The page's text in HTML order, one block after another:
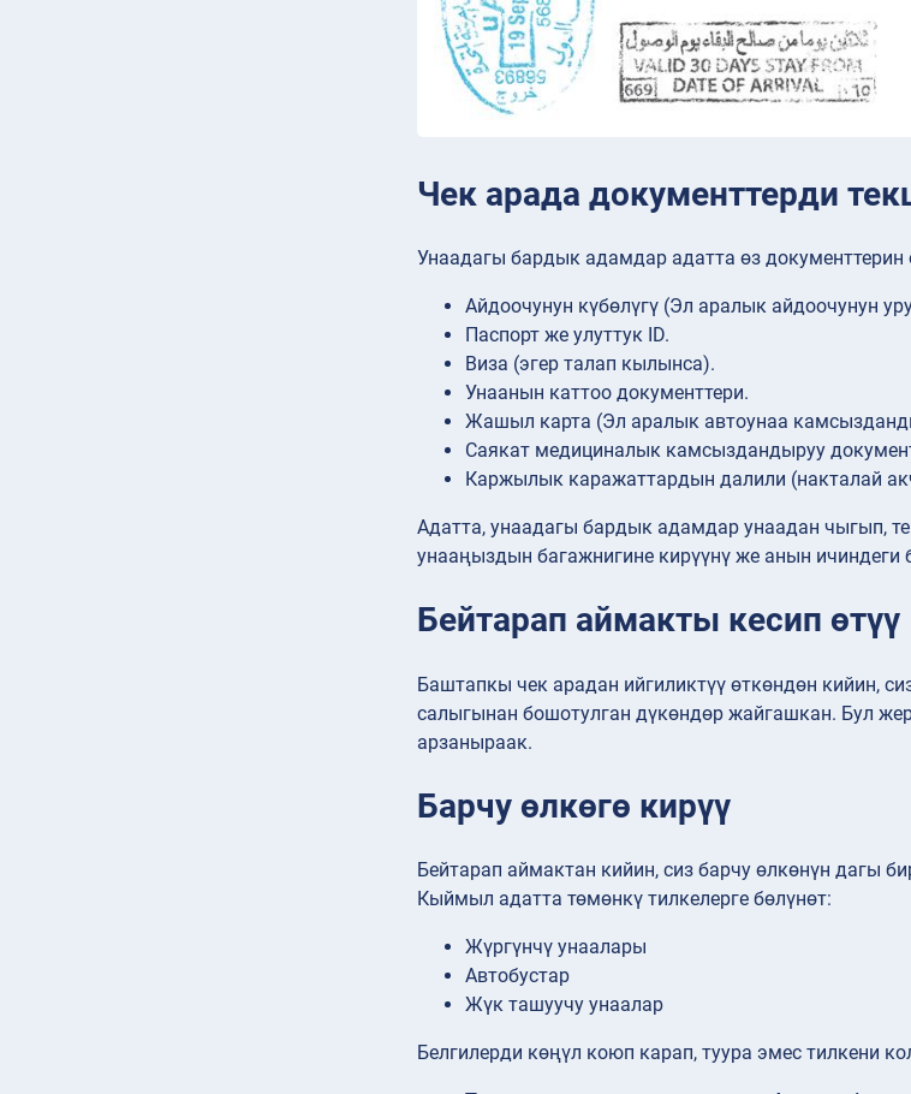
Чек арада документтерди
Унаадагы бардык адамдар адатта өз документтерин
Айдоочунун күбөлүгү (Эл аралык айдоочунун
Паспорт же улуттук ID.
Виза (эгер талап кылынса).
Унаанын каттоо документтери.
Жашыл карта (Эл аралык автоунаа
Саякат медициналык камсыздандыруу
Каржылык каражаттардын далили (накталай
Адатта, унаадагы бардык адамдар унаадан чыгып,
унааңыздын багажнигине кирүүнү же анын
Бейтарап аймакты кесип өтүү
Баштапкы чек арадан ийгиликтүү өткөндөн кийин,
салыгынан бошотулган дүкөндөр жайгашкан. Бул
арзаныраак.
Барчу өлкөгө кирүү
Бейтарап аймактан кийин, сиз барчу өлкөнүн дагы
Кыймыл адатта төмөнкү тилкелерге бөлүнөт:
Жүргүнчү унаалары
Автобустар
Жүк ташуучу унаалар
Белгилерди көңүл коюп карап, туура эмес тилкени